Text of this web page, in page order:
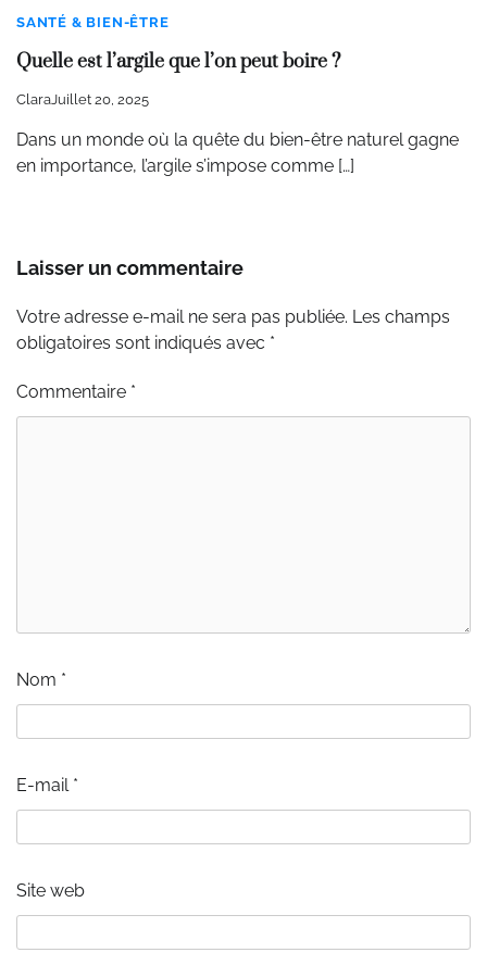
SANTÉ & BIEN-ÊTRE
Quelle est l’argile que l’on peut boire ?
ClaraJuillet 20, 2025
Dans un monde où la quête du bien-être naturel gagne
en importance, l’argile s’impose comme […]
Laisser un commentaire
Votre adresse e-mail ne sera pas publiée. Les champs
obligatoires sont indiqués avec *
Commentaire *
Nom *
E-mail *
Site web
Alternative: